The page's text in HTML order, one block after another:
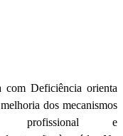
com Deficiência orienta
dos mecanismos
profissional e